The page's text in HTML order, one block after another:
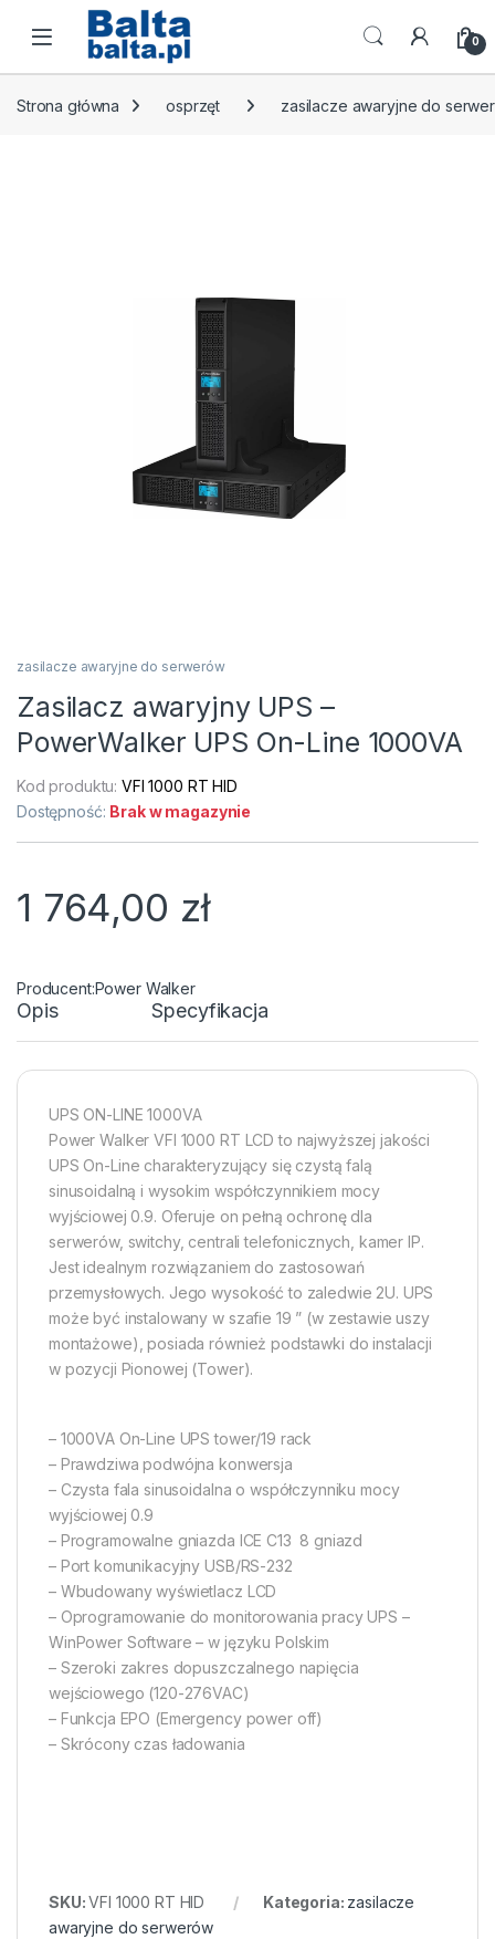
Skip to navigation
Skip to content
Open 0
Strona główna osprzęt zasilacze awaryjne do
zasilacze awaryjne do serwerów
Zasilacz awaryjny UPS –
PowerWalker UPS On-Line 1000VA
Kod produktu:VFI 1000 RT HID
Dostępność: Brak w magazynie
1 764,00 zł
Power Walker
Opis Specyfikacja
UPS ON-LINE 1000VA
Power Walker VFI 1000 RT LCD to najwyższej jakości
UPS On-Line charakteryzujący się czystą falą
sinusoidalną i wysokim współczynnikiem mocy
wyjściowej 0.9. Oferuje on pełną ochronę dla
serwerów, switchy, centrali telefonicznych, kamer IP.
Jest idealnym rozwiązaniem do zastosowań
przemysłowych. Jego wysokość to zaledwie 2U. UPS
może być instalowany w szafie 19 ” (w zestawie uszy
montażowe), posiada również podstawki do instalacji
w pozycji Pionowej (Tower).
– 1000VA On-Line UPS tower/19 rack
– Prawdziwa podwójna konwersja
– Czysta fala sinusoidalna o współczynniku mocy
wyjściowej 0.9
– Programowalne gniazda ICE C13  8 gniazd
– Port komunikacyjny USB/RS-232
– Wbudowany wyświetlacz LCD
– Oprogramowanie do monitorowania pracy UPS –
WinPower Software – w języku Polskim
– Szeroki zakres dopuszczalnego napięcia
wejściowego (120-276VAC)
– Funkcja EPO (Emergency power off)
– Skrócony czas ładowania
SKU:VFI 1000 RT HID Kategoria: zasilacze
awaryjne do serwerów